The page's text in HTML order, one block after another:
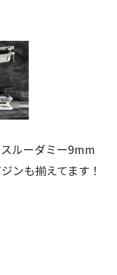
ルーダミー9mm
ンも揃えてます！